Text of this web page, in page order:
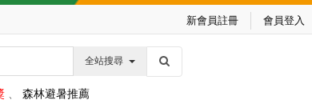
新會員註冊 會員登入
全站搜尋
、 森林避暑推薦